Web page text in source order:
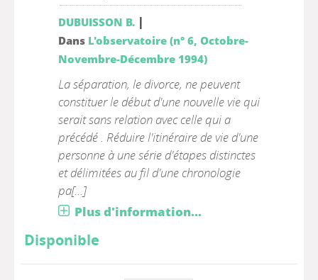
DUBUISSON B. |
Dans L'observatoire (n° 6, Octobre-
Novembre-Décembre 1994)
La séparation, le divorce, ne peuvent
constituer le début d'une nouvelle vie qui
serait sans relation avec celle qui a
précédé . Réduire l'itinéraire de vie d'une
personne à une série d'étapes distinctes
et délimitées au fil d'une chronologie
pa[...]
Plus d'information...
Disponible